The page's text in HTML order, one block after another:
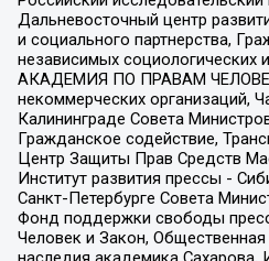
Дальневосточный центр
и социального партнерства,
независимых социологических
АКАДЕМИЯ ПО ПРАВАМ
некоммерческих организаций,
Калининграде Совета
Гражданское содействие,
Центр Защиты Прав Средств
Институт развития прессы -
Санкт-Петербурге Совета
Фонд поддержки свободы
Человек и Закон,